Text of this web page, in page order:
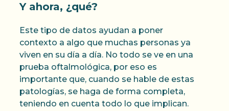
Y ahora, ¿qué?
Este tipo de datos ayudan a poner
contexto a algo que muchas personas ya
viven en su día a día. No todo se ve en una
prueba oftalmológica, por eso es
importante que, cuando se hable de estas
patologías, se haga de forma completa,
teniendo en cuenta todo lo que implican.